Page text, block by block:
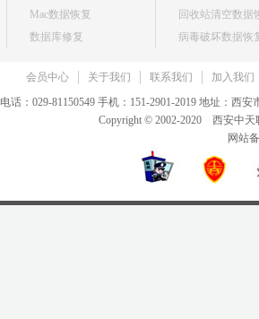
Mac数据恢复
数据库修复
回收站清空数据
病毒破坏数据恢
会员中心 关于我们 联系我们
加入我们
电话：029-81150549 手机：151-2901-2019 地址：西
Copyright © 2002-2020 西安中
网站